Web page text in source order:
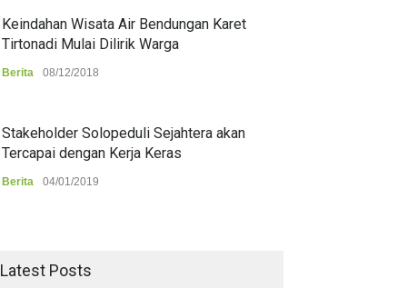
Keindahan Wisata Air Bendungan Karet
Tirtonadi Mulai Dilirik Warga
Berita 08/12/2018
Stakeholder Solopeduli Sejahtera akan
Tercapai dengan Kerja Keras
Berita 04/01/2019
Latest Posts